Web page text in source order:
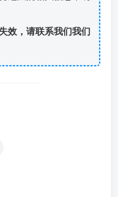
效，请联系我们我们